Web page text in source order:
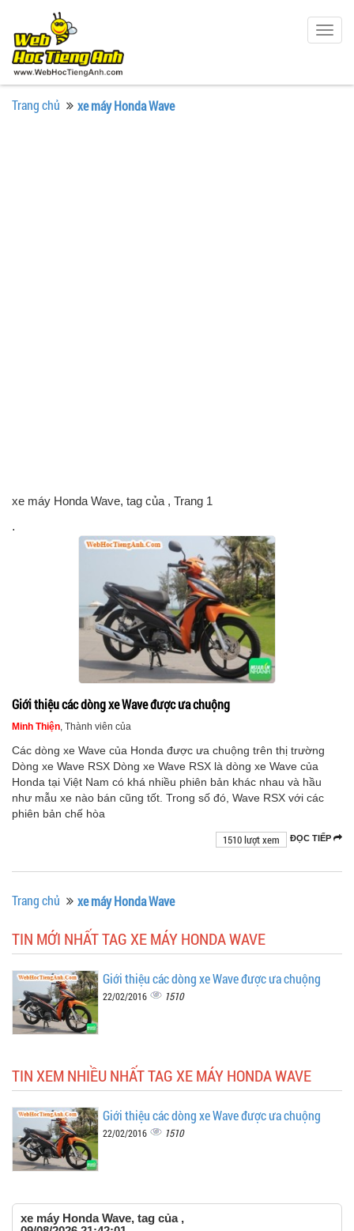
Trang chủ xe máy Honda Wave
xe máy Honda Wave, tag của , Trang 1
.
Giới thiệu các dòng xe Wave được ưa chuộng
Minh Thiện , Thành viên của
Các dòng xe Wave của Honda được ưa chuộng trên thị trường
Dòng xe Wave RSX Dòng xe Wave RSX là dòng xe Wave của
Honda tại Việt Nam có khá nhiều phiên bản khác nhau và hầu
như mẫu xe nào bán cũng tốt. Trong số đó, Wave RSX với các
phiên bản chế hòa
ĐỌC TIẾP
1510 lượt xem
Trang chủ xe máy Honda Wave
TIN MỚI NHẤT TAG XE MÁY HONDA WAVE
Giới thiệu các dòng xe Wave được ưa chuộng
22/02/2016 1510
TIN XEM NHIỀU NHẤT TAG XE MÁY HONDA WAVE
Giới thiệu các dòng xe Wave được ưa chuộng
22/02/2016 1510
xe máy Honda Wave, tag của ,